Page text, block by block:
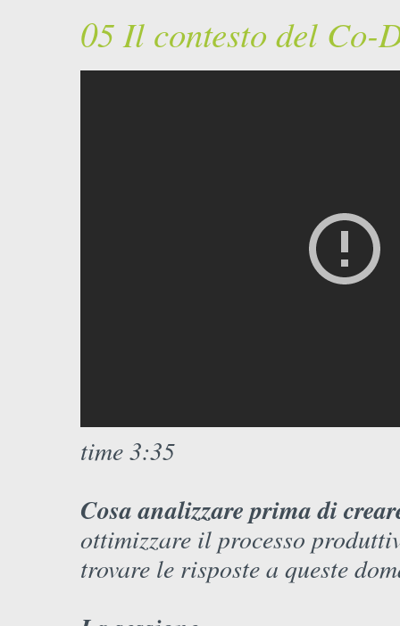
05 Il contesto del Co-
time 3:35
Cosa analizzare prima di
ottimizzare il processo
trovare le risposte a queste